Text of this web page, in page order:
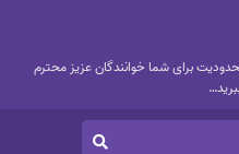
برای شما خوانندگان عزیز محترم